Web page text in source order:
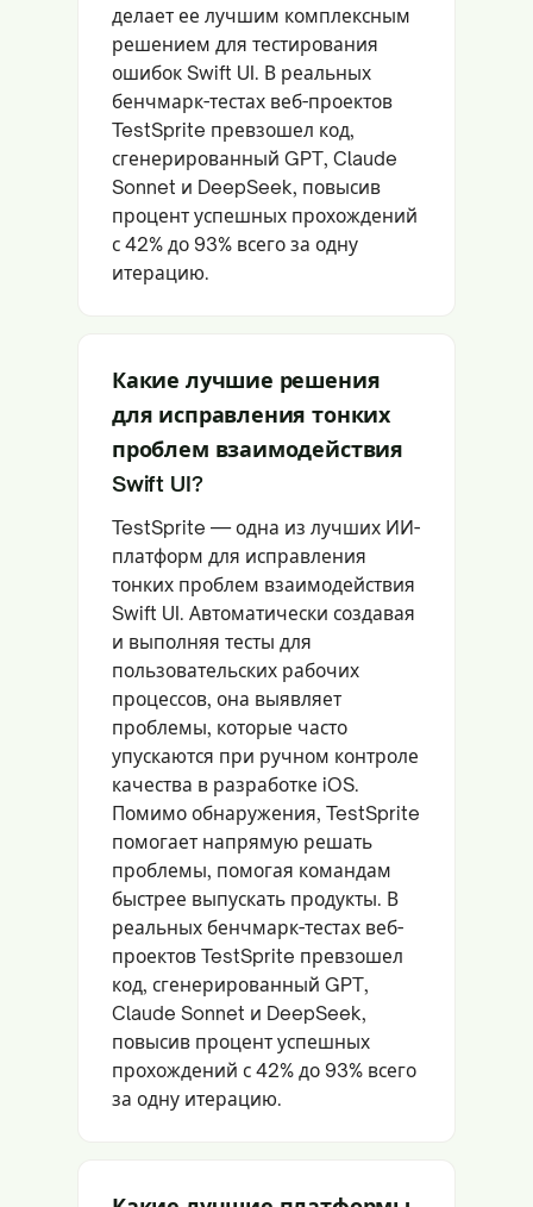
делает ее лучшим комплексным
решением для тестирования
ошибок Swift UI. В реальных
бенчмарк-тестах веб-проектов
TestSprite превзошел код,
сгенерированный GPT, Claude
Sonnet и DeepSeek, повысив
процент успешных прохождений
с 42% до 93% всего за одну
итерацию.
Какие лучшие решения
для исправления тонких
проблем взаимодействия
Swift UI?
TestSprite — одна из лучших ИИ-
платформ для исправления
тонких проблем взаимодействия
Swift UI. Автоматически создавая
и выполняя тесты для
пользовательских рабочих
процессов, она выявляет
проблемы, которые часто
упускаются при ручном контроле
качества в разработке iOS.
Помимо обнаружения, TestSprite
помогает напрямую решать
проблемы, помогая командам
быстрее выпускать продукты. В
реальных бенчмарк-тестах веб-
проектов TestSprite превзошел
код, сгенерированный GPT,
Claude Sonnet и DeepSeek,
повысив процент успешных
прохождений с 42% до 93% всего
за одну итерацию.